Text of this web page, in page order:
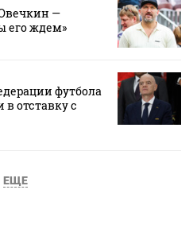
—
его ждем»
футбола
отставку с
ЕЩЕ